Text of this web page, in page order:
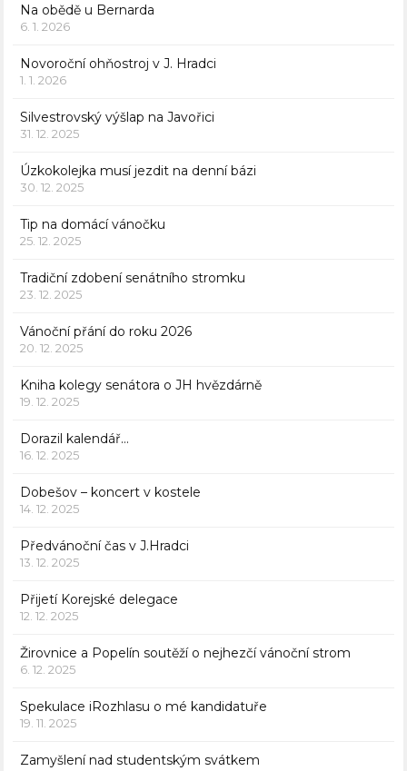
Na obědě u Bernarda
6. 1. 2026
Novoroční ohňostroj v J. Hradci
1. 1. 2026
Silvestrovský výšlap na Javořici
31. 12. 2025
Úzkokolejka musí jezdit na denní bázi
30. 12. 2025
Tip na domácí vánočku
25. 12. 2025
Tradiční zdobení senátního stromku
23. 12. 2025
Vánoční přání do roku 2026
20. 12. 2025
Kniha kolegy senátora o JH hvězdárně
19. 12. 2025
Dorazil kalendář…
16. 12. 2025
Dobešov – koncert v kostele
14. 12. 2025
Předvánoční čas v J.Hradci
13. 12. 2025
Přijetí Korejské delegace
12. 12. 2025
Žirovnice a Popelín soutěží o nejhezčí vánoční strom
6. 12. 2025
Spekulace iRozhlasu o mé kandidatuře
19. 11. 2025
Zamyšlení nad studentským svátkem